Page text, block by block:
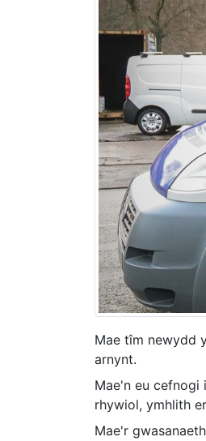
Mae tîm newydd
arnynt.
Mae'n eu cefnogi
rhywiol, ymhlith
Mae'r